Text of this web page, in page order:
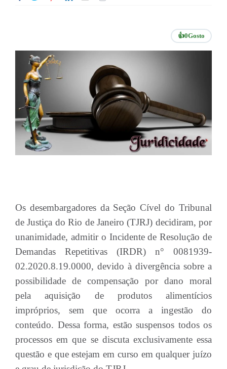
👍0Gosto
Os desembargadores da Seção Cível do Tribunal
de Justiça do Rio de Janeiro (TJRJ) decidiram, por
unanimidade, admitir o Incidente de Resolução de
Demandas Repetitivas (IRDR) n° 0081939-
02.2020.8.19.0000, devido à divergência sobre a
possibilidade de compensação por dano moral
pela aquisição de produtos alimentícios
impróprios, sem que ocorra a ingestão do
conteúdo. Dessa forma, estão suspensos todos os
processos em que se discuta exclusivamente essa
questão e que estejam em curso em qualquer juízo